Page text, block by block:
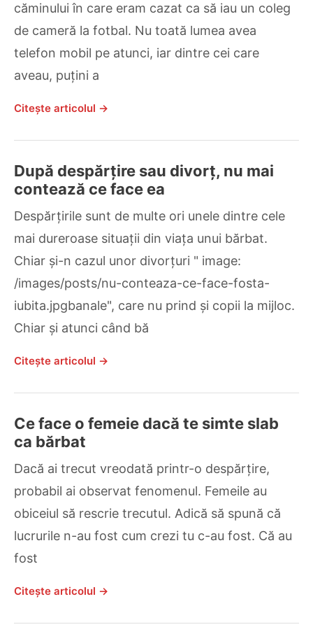
căminului în care eram cazat ca să iau un coleg
de cameră la fotbal. Nu toată lumea avea
telefon mobil pe atunci, iar dintre cei care
aveau, puțini a
Citește articolul →
După despărțire sau divorț, nu mai
contează ce face ea
Despărțirile sunt de multe ori unele dintre cele
mai dureroase situații din viața unui bărbat.
Chiar și-n cazul unor divorțuri " image:
/images/posts/nu-conteaza-ce-face-fosta-
iubita.jpgbanale", care nu prind și copii la mijloc.
Chiar și atunci când bă
Citește articolul →
Ce face o femeie dacă te simte slab
ca bărbat
Dacă ai trecut vreodată printr-o despărțire,
probabil ai observat fenomenul. Femeile au
obiceiul să rescrie trecutul. Adică să spună că
lucrurile n-au fost cum crezi tu c-au fost. Că au
fost
Citește articolul →